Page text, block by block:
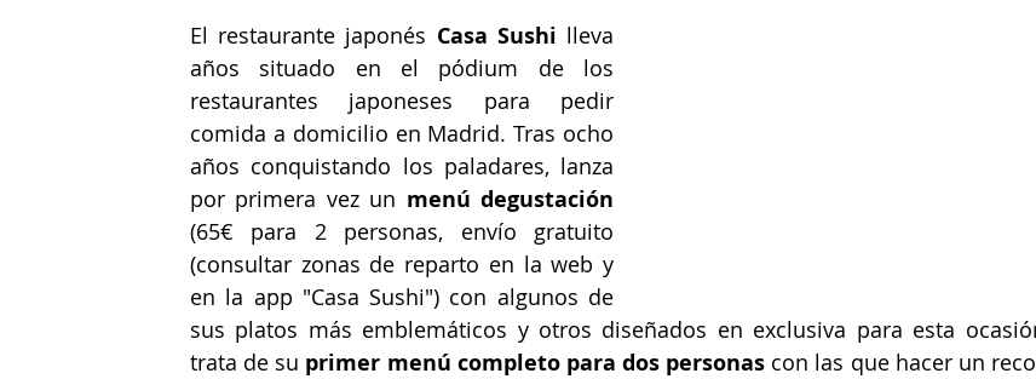
El restaurante japonés Casa Sushi lleva
años situado en el pódium de los
restaurantes japoneses para pedir
comida a domicilio en Madrid. Tras ocho
años conquistando los paladares, lanza
por primera vez un menú
(65€ para 2 personas, envío gratuito
(consultar zonas de reparto en la web y
en la app "Casa Sushi") con algunos de
sus platos más emblemáticos y otros diseñados en exclusiva para esta
trata de su primer menú completo para dos personas con las que hacer un